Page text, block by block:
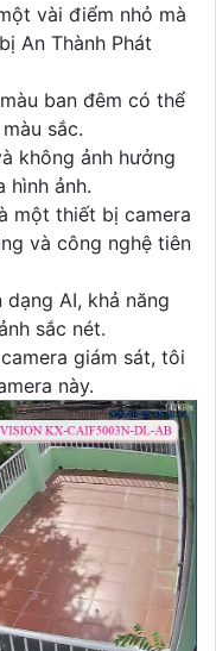
vài điểm nhỏ mà
An Thành Phát
ban đêm có thể
sắc.
không ảnh hưởng
hình ảnh.
một thiết bị camera
và công nghệ tiên
AI, khả năng
sắc nét.
giám sát, tôi
này.